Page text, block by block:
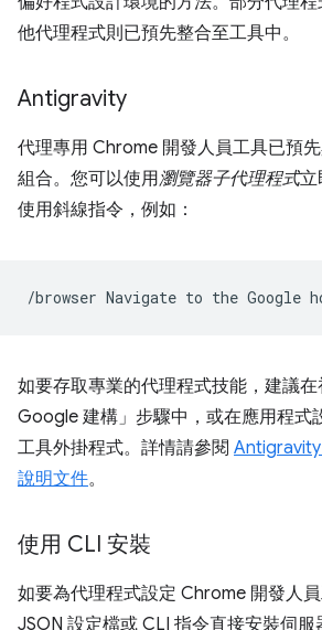
他代理程式則已預先整合至工具中。
Antigravity
代理專用 Chrome 開發人員工具已預
組合。您可以使用瀏覽器子代理程式立
使用斜線指令，例如：
/browser Navigate to the Google
如要存取專業的代理程式技能，建議
Google 建構」 步驟中，或在應用程式
工具外掛程式。詳情請參閱
說明文件。
使用 CLI 安裝
如要為代理程式設定 Chrome 開發人
JSON 設定檔或 CLI 指令直接安裝伺